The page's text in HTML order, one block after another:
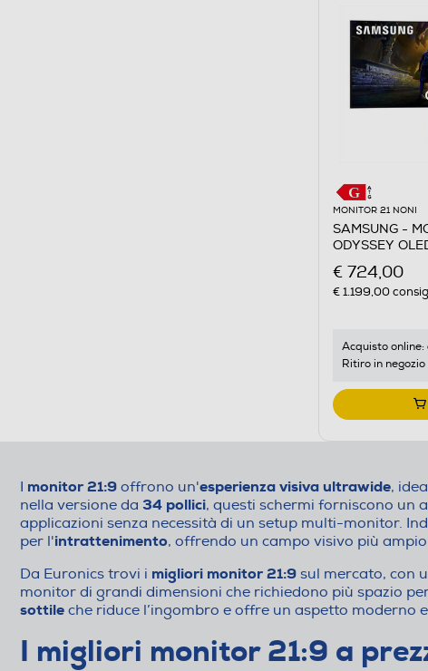
MONITOR 21 NONI
SAMSUNG -
ODYSSEY
€ 724,00
€ 1.199,00
Acquisto online:
Ritiro in
I monitor 21:9 offrono un'esperienza visiva ultrawide,
nella versione da 34 pollici, questi schermi forniscono un
applicazioni senza necessità di un setup multi-monitor.
per l'intrattenimento, offrendo un campo visivo più
Da Euronics trovi i migliori monitor 21:9 sul mercato, con
monitor di grandi dimensioni che richiedono più spazio
sottile che riduce l’ingombro e offre un aspetto
I migliori monitor 21:9 a